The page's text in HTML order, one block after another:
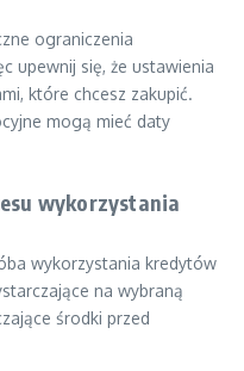
ograniczenia
upewnij się, że ustawienia
które chcesz zakupić.
mogą mieć daty
wykorzystania
wykorzystania kredytów
na wybraną
środki przed